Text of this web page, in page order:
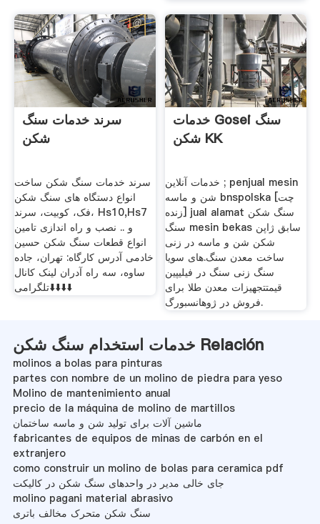
سرند خدمات سنگ
شکن
سرند خدمات سنگ شکن ساخت
انواع دستگاه های سنگ شکن
فک، کوبیت، سرند، Hs10,Hs7
و .. نصب و راه اندازی تامین
انواع قطعات سنگ شکن حسین
خادمی آدرس کارگاه: تهران، جاده
ساوه، سه راه آدران لینک کانال
تلگرامی⬇️⬇️⬇️⬇️
خدمات Gosei سنگ
شکن KK
خدمات آنلاین ; penjual mesin
شن و ماسه bnspolska [چت
زنده] jual alamat سنگ شکن
سنگ mesin bekas سابق ژاپن
شکن شن و ماسه در زنی
ساخت معدن سنگ.های سویا
سنگ زنی سنگ در فیلیپین
قیمتتجهیزات معدن طلا برای
فروش در ژوهانسبورگ.
خدمات استخدام سنگ شکن Relación
molinos a bolas para pinturas
partes con nombre de un molino de piedra para yeso
Molino de mantenimiento anual
precio de la máquina de molino de martillos
ماشین آلات برای تولید شن و ماسه ساختمان
fabricantes de equipos de minas de carbón en el
extranjero
como construir un molino de bolas para ceramica pdf
جای خالی مدیر در واحدهای سنگ شکن در کالیکت
molino pagani material abrasivo
سنگ شکن متحرک مخالف باتری